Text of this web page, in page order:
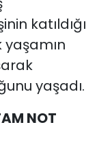
katıldığı
yaşadı.
NOT